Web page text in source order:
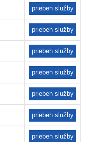
priebeh služby
priebeh služby
priebeh služby
priebeh služby
priebeh služby
priebeh služby
priebeh služby